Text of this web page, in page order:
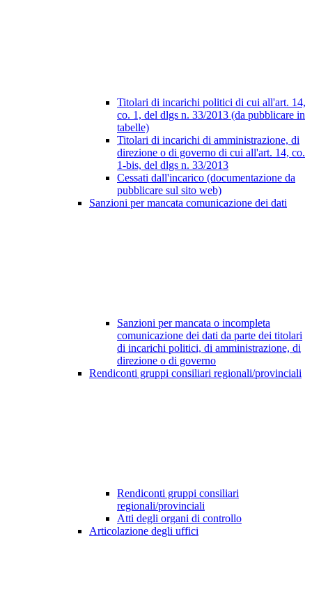
Titolari di incarichi politici di cui all'art. 14,
co. 1, del dlgs n. 33/2013 (da pubblicare in
tabelle)
Titolari di incarichi di amministrazione, di
direzione o di governo di cui all'art. 14, co.
1-bis, del dlgs n. 33/2013
Cessati dall'incarico (documentazione da
pubblicare sul sito web)
Sanzioni per mancata comunicazione dei dati
Sanzioni per mancata o incompleta
comunicazione dei dati da parte dei titolari
di incarichi politici, di amministrazione, di
direzione o di governo
Rendiconti gruppi consiliari regionali/provinciali
Rendiconti gruppi consiliari
regionali/provinciali
Atti degli organi di controllo
Articolazione degli uffici